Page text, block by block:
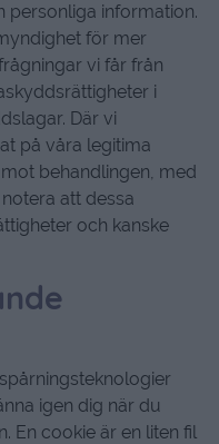
personliga information.
för mer
vi får från
i
Där vi
på våra legitima
behandlingen, med
att dessa
och kanske
igen dig när du
En cookie är en liten fil